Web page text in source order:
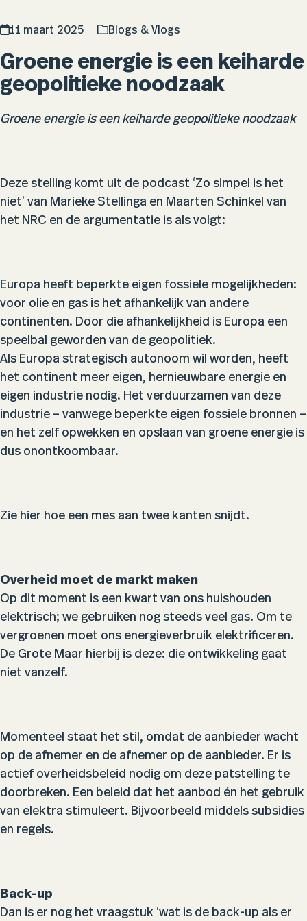
11 maart 2025 Blogs & Vlogs
Groene energie is een keiharde
geopolitieke noodzaak
Groene energie is een keiharde geopolitieke noodzaak
Deze stelling komt uit de podcast ‘Zo simpel is het
niet’ van Marieke Stellinga en Maarten Schinkel van
het NRC en de argumentatie is als volgt:
Europa heeft beperkte eigen fossiele mogelijkheden:
voor olie en gas is het afhankelijk van andere
continenten. Door die afhankelijkheid is Europa een
speelbal geworden van de geopolitiek.
Als Europa strategisch autonoom wil worden, heeft
het continent meer eigen, hernieuwbare energie en
eigen industrie nodig. Het verduurzamen van deze
industrie – vanwege beperkte eigen fossiele bronnen –
en het zelf opwekken en opslaan van groene energie is
dus onontkoombaar.
Zie hier hoe een mes aan twee kanten snijdt.
Overheid moet de markt maken
Op dit moment is een kwart van ons huishouden
elektrisch; we gebruiken nog steeds veel gas. Om te
vergroenen moet ons energieverbruik elektrificeren.
De Grote Maar hierbij is deze: die ontwikkeling gaat
niet vanzelf.
Momenteel staat het stil, omdat de aanbieder wacht
op de afnemer en de afnemer op de aanbieder. Er is
actief overheidsbeleid nodig om deze patstelling te
doorbreken. Een beleid dat het aanbod én het gebruik
van elektra stimuleert. Bijvoorbeeld middels subsidies
en regels.
Back-up
Dan is er nog het vraagstuk ‘wat is de back-up als er